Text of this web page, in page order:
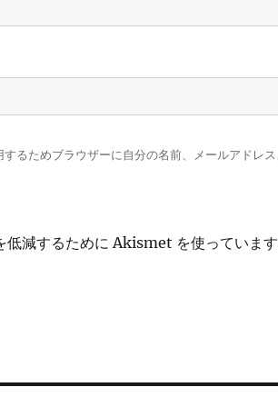
るためブラウザーに自分の名前、メールアドレス
低減するために Akismet を使っています